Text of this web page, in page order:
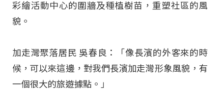
彩繪活動中心的圍牆及種植樹苗，重塑社區的風
貌。
加走灣聚落居民 吳春良：「像長濱的外客來的時
候，可以來這邊，對我們長濱加走灣形象風貌，有
一個很大的旅遊據點。」